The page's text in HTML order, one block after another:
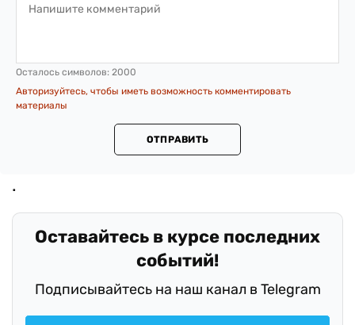
Осталось символов: 2000
Авторизуйтесь, чтобы иметь возможность комментировать
материалы
ОТПРАВИТЬ
Оставайтесь в курсе последних
событий!
Подписывайтесь на наш канал в Telegram